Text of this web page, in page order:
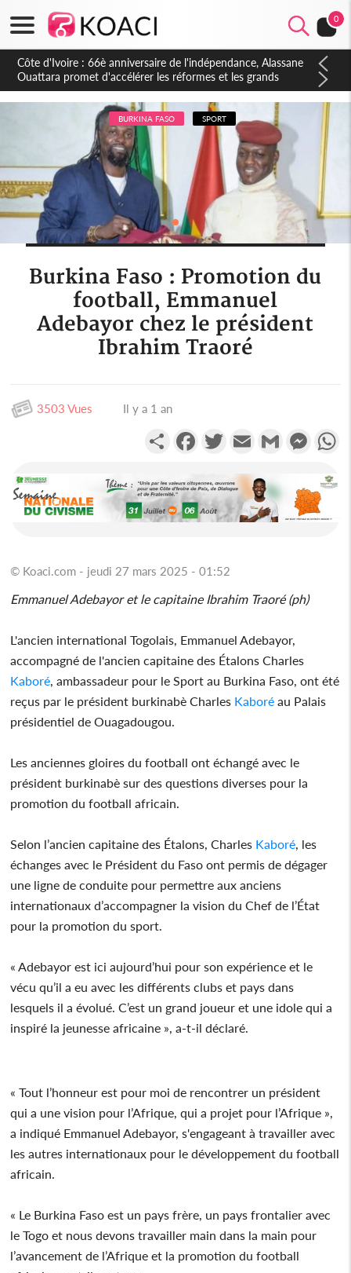
0
Côte d'Ivoire : À Abidjan, Amadou Oury Bah admire le modèle
ivoirien et veut s'en inspirer pour accélérer le développement
de la Guinée
BURKINA FASO SPORT
Burkina Faso : Promotion du
football, Emmanuel
Adebayor chez le président
Ibrahim Traoré
3503 Vues Il y a 1 an
PartagerFacebookTwitterEmail Gmail
© Koaci.com - jeudi 27 mars 2025 - 01:52
Emmanuel Adebayor et le capitaine Ibrahim Traoré (ph)
L'ancien international Togolais, Emmanuel Adebayor,
accompagné de l'ancien capitaine des Étalons Charles
Kaboré, ambassadeur pour le Sport au Burkina Faso, ont été
reçus par le président burkinabè Charles Kaboré au Palais
présidentiel de Ouagadougou.
Les anciennes gloires du football ont échangé avec le
président burkinabè sur des questions diverses pour la
promotion du football africain.
Selon l’ancien capitaine des Étalons, Charles Kaboré, les
échanges avec le Président du Faso ont permis de dégager
une ligne de conduite pour permettre aux anciens
internationaux d’accompagner la vision du Chef de l’État
pour la promotion du sport.
« Adebayor est ici aujourd’hui pour son expérience et le
vécu qu’il a eu avec les différents clubs et pays dans
lesquels il a évolué. C’est un grand joueur et une idole qui a
inspiré la jeunesse africaine », a-t-il déclaré.
« Tout l’honneur est pour moi de rencontrer un président
qui a une vision pour l’Afrique, qui a projet pour l’Afrique »,
a indiqué Emmanuel Adebayor, s'engageant à travailler avec
les autres internationaux pour le développement du football
africain.
« Le Burkina Faso est un pays frère, un pays frontalier avec
le Togo et nous devons travailler main dans la main pour
l’avancement de l’Afrique et la promotion du football